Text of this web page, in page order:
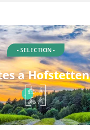
- SELECTION -
a Hofstetten